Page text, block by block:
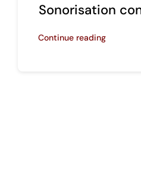
Sonorisation
Continue reading